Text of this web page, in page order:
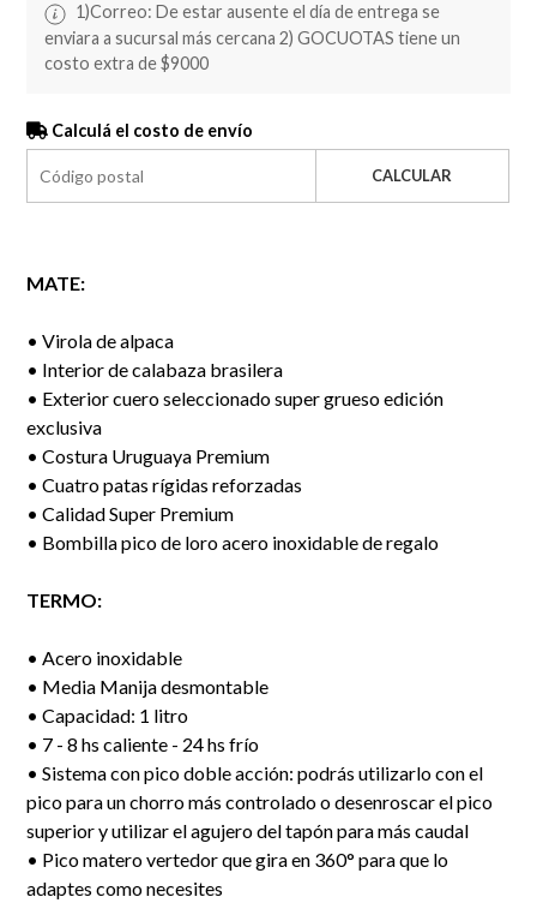
1)Correo: De estar ausente el día de entrega se
enviara a sucursal más cercana 2) GOCUOTAS tiene un
costo extra de $9000
Calculá el costo de envío
CALCULAR
MATE:
• Virola de alpaca
• Interior de calabaza brasilera
• Exterior cuero seleccionado super grueso edición
exclusiva
• Costura Uruguaya Premium
• Cuatro patas rígidas reforzadas
• Calidad Super Premium
• Bombilla pico de loro acero inoxidable de regalo
TERMO:
• Acero inoxidable
• Media Manija desmontable
• Capacidad: 1 litro
• 7 - 8 hs caliente - 24 hs frío
• Sistema con pico doble acción: podrás utilizarlo con el
pico para un chorro más controlado o desenroscar el pico
superior y utilizar el agujero del tapón para más caudal
• Pico matero vertedor que gira en 360° para que lo
adaptes como necesites